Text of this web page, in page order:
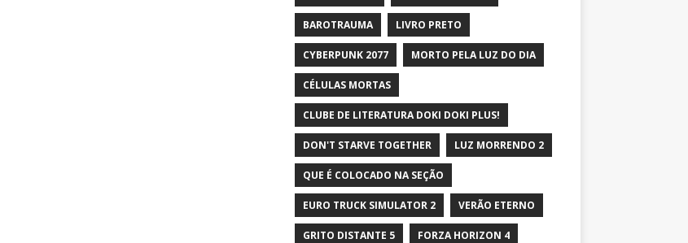
BAROTRAUMA LIVRO PRETO
CYBERPUNK 2077 MORTO PELA LUZ DO DIA
CÉLULAS MORTAS
CLUBE DE LITERATURA DOKI DOKI PLUS!
DON'T STARVE TOGETHER LUZ MORRENDO 2
QUE É COLOCADO NA SEÇÃO
EURO TRUCK SIMULATOR 2 VERÃO ETERNO
GRITO DISTANTE 5 FORZA HORIZON 4